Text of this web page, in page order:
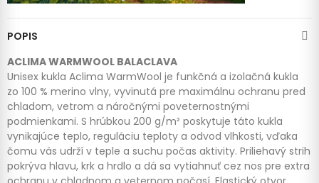
POPIS
ACLIMA WARMWOOL BALACLAVA
Unisex kukla Aclima WarmWool je funkčná a izolačná kukla
zo 100 % merino vlny, vyvinutá pre maximálnu ochranu pred
chladom, vetrom a náročnými poveternostnými
podmienkami. S hrúbkou 200 g/m² poskytuje táto kukla
vynikajúce teplo, reguláciu teploty a odvod vlhkosti, vďaka
čomu vás udrží v teple a suchu počas aktivity. Priliehavý strih
pokrýva hlavu, krk a hrdlo a dá sa vytiahnuť cez nos pre extra